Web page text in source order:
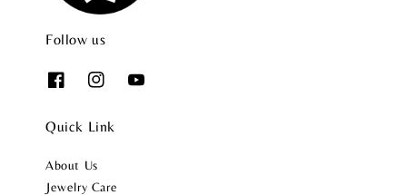
Follow us
Quick Link
About Us
Jewelry Care